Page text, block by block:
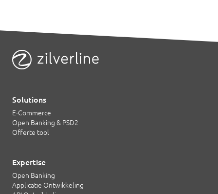
Solutions
E-Commerce
Open Banking & PSD2
Offerte tool
Expertise
Open Banking
Applicatie Ontwikkeling